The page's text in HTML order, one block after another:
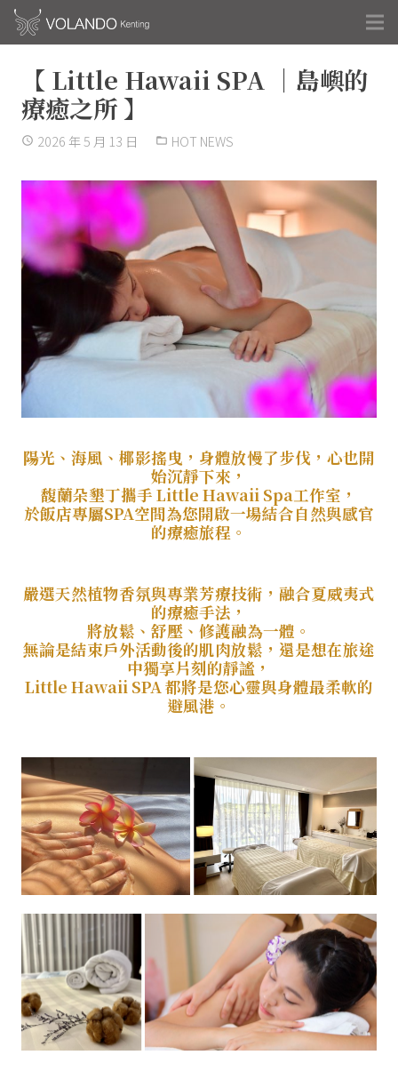
【 Little Hawaii SPA ｜島嶼的
療癒之所 】
access_time 2026 年 5 月 13 日 folder_open HOT NEWS
陽光、海風、椰影搖曳，身體放慢了步伐，心也開
始沉靜下來，
馥蘭朵墾丁攜手 Little Hawaii Spa工作室，
於飯店專屬SPA空間為您開啟一場結合自然與感官
的療癒旅程。
嚴選天然植物香氛與專業芳療技術，融合夏威夷式
的療癒手法，
將放鬆、舒壓、修護融為一體。
無論是結束戶外活動後的肌肉放鬆，還是想在旅途
中獨享片刻的靜謐，
Little Hawaii SPA 都將是您心靈與身體最柔軟的
避風港。